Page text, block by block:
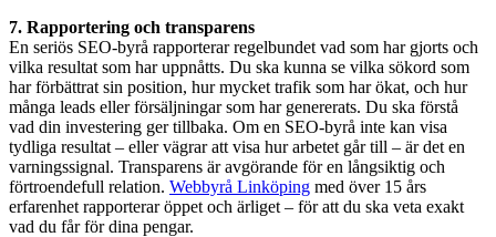
7. Rapportering och transparens
En seriös SEO-byrå rapporterar regelbundet vad som har gjorts och
vilka resultat som har uppnåtts. Du ska kunna se vilka sökord som
har förbättrat sin position, hur mycket trafik som har ökat, och hur
många leads eller försäljningar som har genererats. Du ska förstå
vad din investering ger tillbaka. Om en SEO-byrå inte kan visa
tydliga resultat – eller vägrar att visa hur arbetet går till – är det en
varningssignal. Transparens är avgörande för en långsiktig och
förtroendefull relation. Webbyrå Linköping med över 15 års
erfarenhet rapporterar öppet och ärliget – för att du ska veta exakt
vad du får för dina pengar.